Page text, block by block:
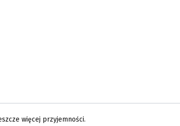
więcej przyjemności.